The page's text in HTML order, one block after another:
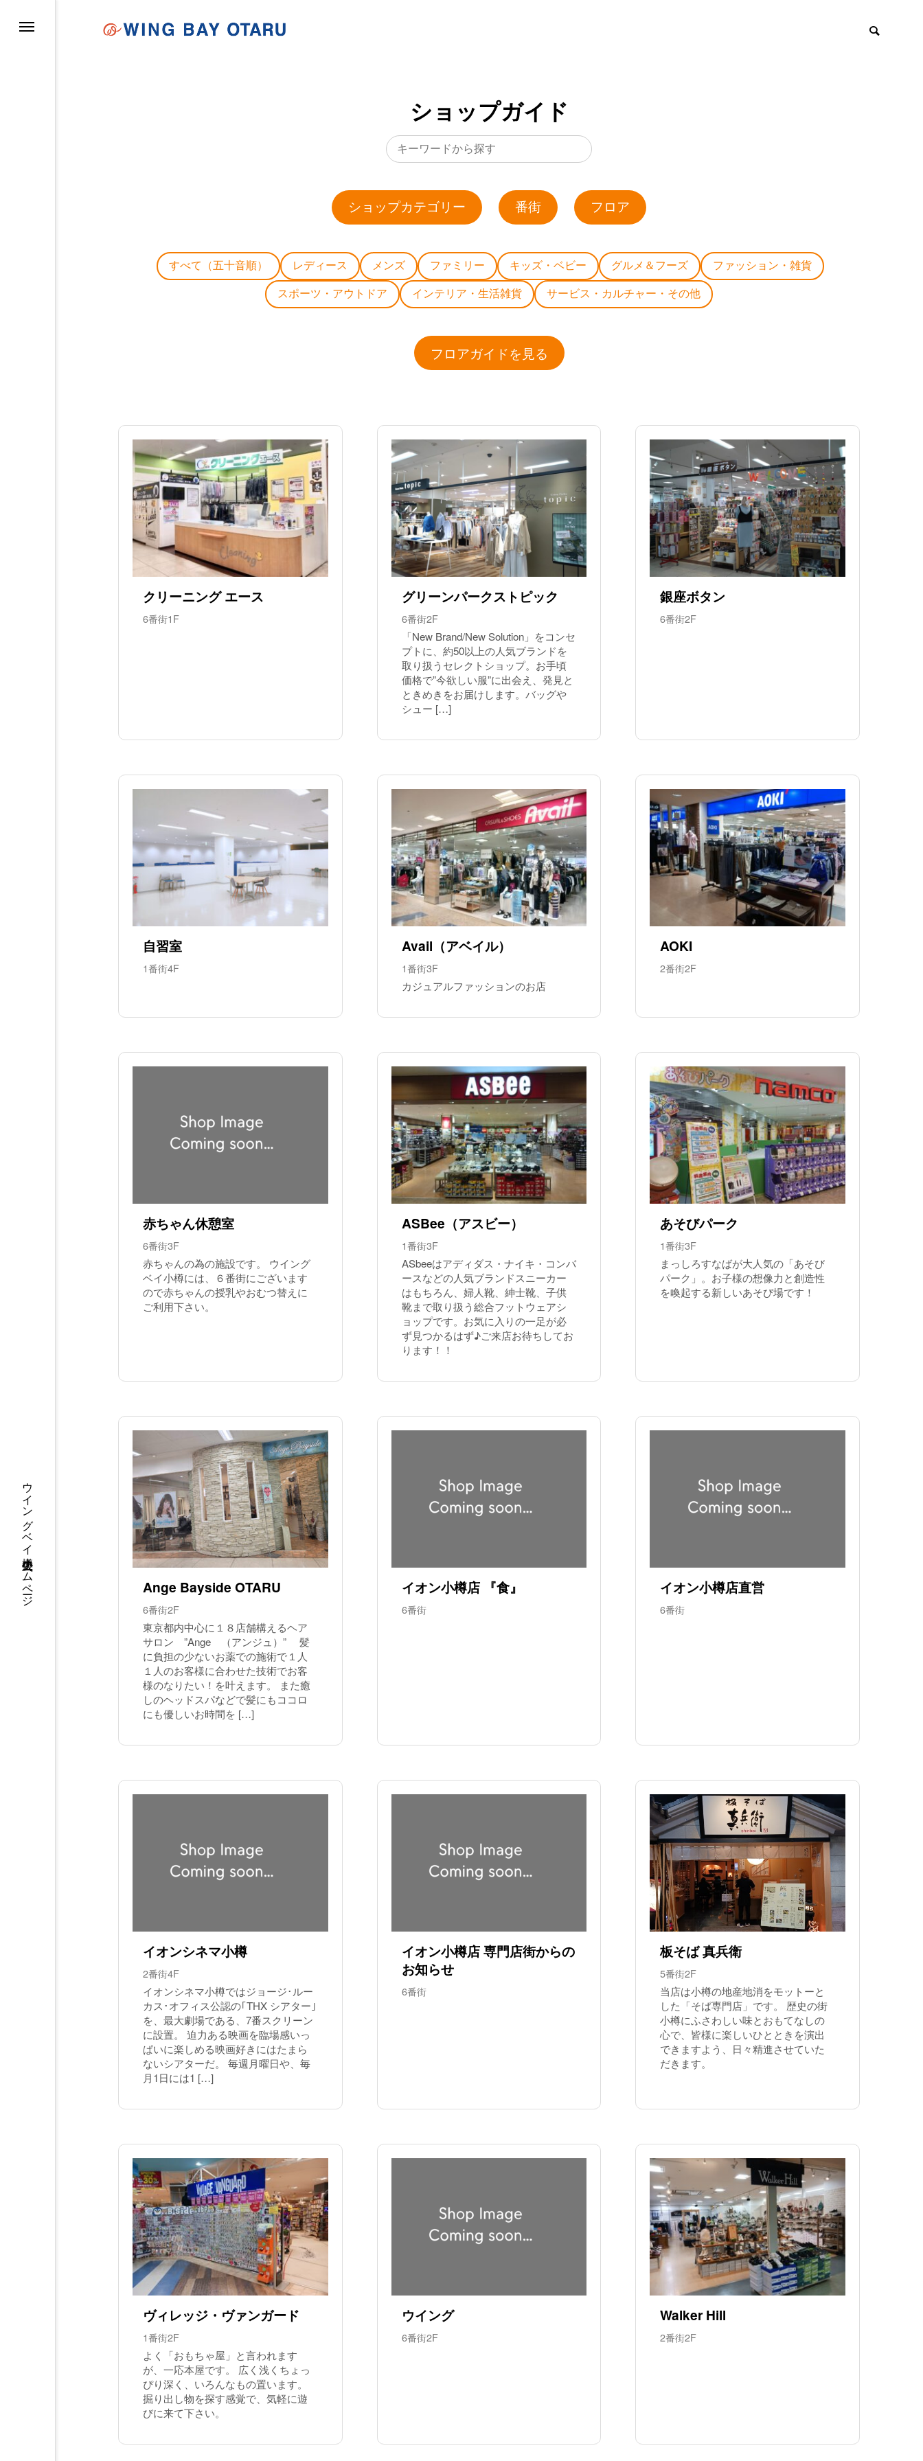
ウイングベイ小樽 公式ホームページ
ショップガイド
ショップカテゴリー 番街 フロア
すべて（五十音順） レディース メンズ ファミリー キッズ・ベビー グルメ＆フーズ ファッション・雑貨
スポーツ・アウトドア インテリア・生活雑貨 サービス・カルチャー・その他
フロアガイドを見る
クリーニング エース
6番街1F
グリーンパークストピック
6番街2F
「New Brand/New Solution」をコンセ
プトに、約50以上の人気ブランドを
取り扱うセレクトショップ。お手頃
価格で”今欲しい服”に出会え、発見と
ときめきをお届けします。バッグや
シュー […]
銀座ボタン
6番街2F
自習室
1番街4F
Avail（アベイル）
1番街3F
カジュアルファッションのお店
AOKI
2番街2F
赤ちゃん休憩室
6番街3F
赤ちゃんの為の施設です。 ウイング
ベイ小樽には、６番街にございます
ので赤ちゃんの授乳やおむつ替えに
ご利用下さい。
ASBee（アスビー）
1番街3F
ASbeeはアディダス・ナイキ・コンバ
ースなどの人気ブランドスニーカー
はもちろん、婦人靴、紳士靴、子供
靴まで取り扱う総合フットウェアシ
ョップです。お気に入りの一足が必
ず見つかるはず♪ご来店お待ちしてお
ります！！
あそびパーク
1番街3F
まっしろすなばが大人気の「あそび
パーク」。お子様の想像力と創造性
を喚起する新しいあそび場です！
Ange Bayside OTARU
6番街2F
東京都内中心に１８店舗構えるヘア
サロン ”Ange （アンジュ）” 髪
に負担の少ないお薬での施術で１人
１人のお客様に合わせた技術でお客
様のなりたい！を叶えます。 また癒
しのヘッドスパなどで髪にもココロ
にも優しいお時間を […]
イオン小樽店 『食』
6番街
イオン小樽店直営
6番街
イオンシネマ小樽
2番街4F
イオンシネマ小樽ではジョージ･ルー
カス･オフィス公認の｢THX シアター｣
を、最大劇場である、7番スクリーン
に設置。 迫力ある映画を臨場感いっ
ぱいに楽しめる映画好きにはたまら
ないシアターだ。 毎週月曜日や、毎
月1日には1 […]
イオン小樽店 専門店街からの
お知らせ
6番街
板そば 真兵衛
5番街2F
当店は小樽の地産地消をモットーと
した「そば専門店」です。 歴史の街
小樽にふさわしい味とおもてなしの
心で、皆様に楽しいひとときを演出
できますよう、日々精進させていた
だきます。
ヴィレッジ・ヴァンガード
1番街2F
よく「おもちゃ屋」と言われます
が、一応本屋です。 広く浅くちょっ
ぴり深く、いろんなもの置います。
掘り出し物を探す感覚で、気軽に遊
びに来て下さい。
ウイング
6番街2F
Walker Hill
2番街2F